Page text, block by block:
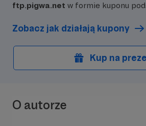
ftp.pigwa.net w formie kuponu
Zobacz jak działają kupony
Kup na
O autorze